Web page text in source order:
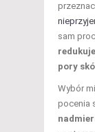
sam
pory
Wybór
pocenia